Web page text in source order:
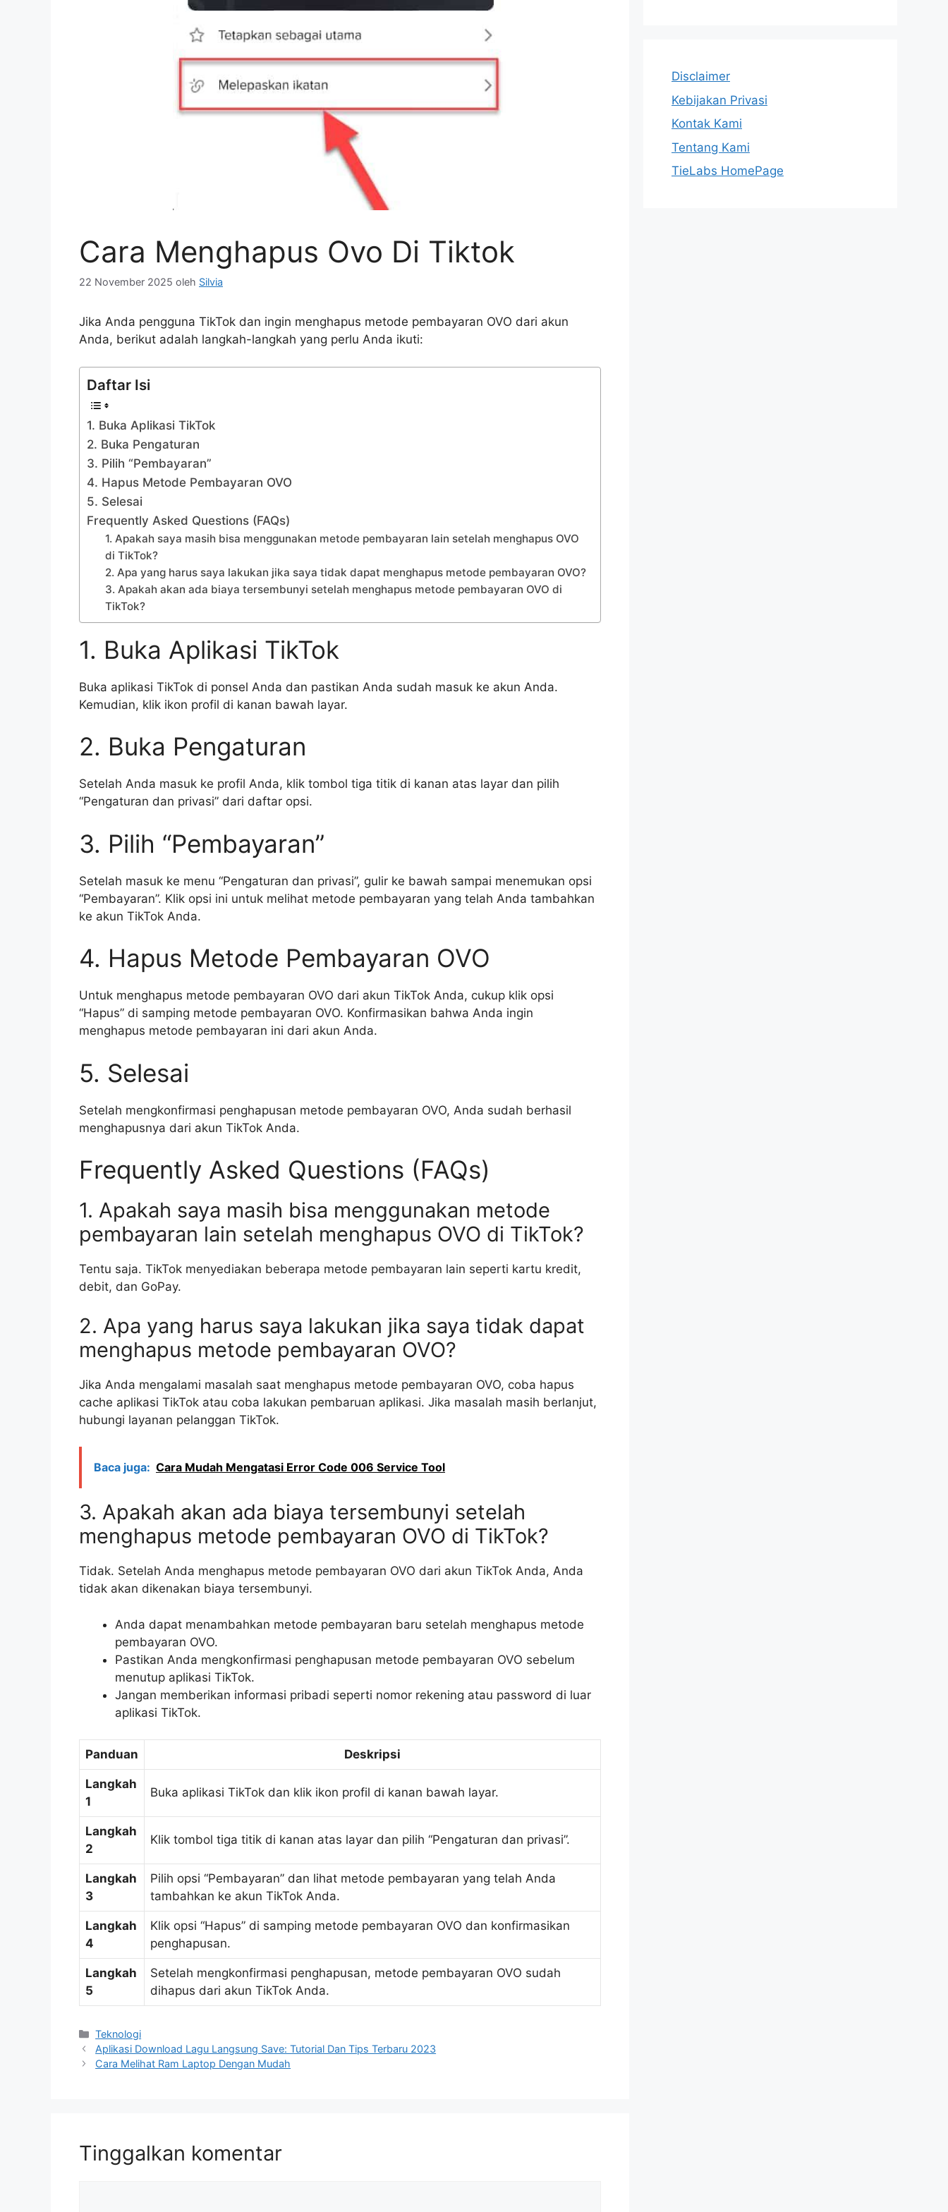
Cara Menghapus Ovo Di Tiktok
22 November 2025 oleh Silvia
Jika Anda pengguna TikTok dan ingin menghapus metode pembayaran OVO dari akun
Anda, berikut adalah langkah-langkah yang perlu Anda ikuti:
Daftar Isi
1. Buka Aplikasi TikTok
2. Buka Pengaturan
3. Pilih “Pembayaran”
4. Hapus Metode Pembayaran OVO
5. Selesai
Frequently Asked Questions (FAQs)
1. Apakah saya masih bisa menggunakan metode pembayaran lain setelah menghapus OVO
di TikTok?
2. Apa yang harus saya lakukan jika saya tidak dapat menghapus metode pembayaran OVO?
3. Apakah akan ada biaya tersembunyi setelah menghapus metode pembayaran OVO di
TikTok?
1. Buka Aplikasi TikTok
Buka aplikasi TikTok di ponsel Anda dan pastikan Anda sudah masuk ke akun Anda.
Kemudian, klik ikon profil di kanan bawah layar.
2. Buka Pengaturan
Setelah Anda masuk ke profil Anda, klik tombol tiga titik di kanan atas layar dan pilih
“Pengaturan dan privasi” dari daftar opsi.
3. Pilih “Pembayaran”
Setelah masuk ke menu “Pengaturan dan privasi”, gulir ke bawah sampai menemukan opsi
“Pembayaran”. Klik opsi ini untuk melihat metode pembayaran yang telah Anda tambahkan
ke akun TikTok Anda.
4. Hapus Metode Pembayaran OVO
Untuk menghapus metode pembayaran OVO dari akun TikTok Anda, cukup klik opsi
“Hapus” di samping metode pembayaran OVO. Konfirmasikan bahwa Anda ingin
menghapus metode pembayaran ini dari akun Anda.
5. Selesai
Setelah mengkonfirmasi penghapusan metode pembayaran OVO, Anda sudah berhasil
menghapusnya dari akun TikTok Anda.
Frequently Asked Questions (FAQs)
1. Apakah saya masih bisa menggunakan metode
pembayaran lain setelah menghapus OVO di TikTok?
Tentu saja. TikTok menyediakan beberapa metode pembayaran lain seperti kartu kredit,
debit, dan GoPay.
2. Apa yang harus saya lakukan jika saya tidak dapat
menghapus metode pembayaran OVO?
Jika Anda mengalami masalah saat menghapus metode pembayaran OVO, coba hapus
cache aplikasi TikTok atau coba lakukan pembaruan aplikasi. Jika masalah masih berlanjut,
hubungi layanan pelanggan TikTok.
Baca juga: Cara Mudah Mengatasi Error Code 006 Service Tool
3. Apakah akan ada biaya tersembunyi setelah
menghapus metode pembayaran OVO di TikTok?
Tidak. Setelah Anda menghapus metode pembayaran OVO dari akun TikTok Anda, Anda
tidak akan dikenakan biaya tersembunyi.
Anda dapat menambahkan metode pembayaran baru setelah menghapus metode
pembayaran OVO.
Pastikan Anda mengkonfirmasi penghapusan metode pembayaran OVO sebelum
menutup aplikasi TikTok.
Jangan memberikan informasi pribadi seperti nomor rekening atau password di luar
aplikasi TikTok.
Panduan Deskripsi
Langkah
1
Buka aplikasi TikTok dan klik ikon profil di kanan bawah layar.
Langkah
2
Klik tombol tiga titik di kanan atas layar dan pilih “Pengaturan dan privasi”.
Langkah
3
Pilih opsi “Pembayaran” dan lihat metode pembayaran yang telah Anda
tambahkan ke akun TikTok Anda.
Langkah
4
Klik opsi “Hapus” di samping metode pembayaran OVO dan konfirmasikan
penghapusan.
Langkah
5
Setelah mengkonfirmasi penghapusan, metode pembayaran OVO sudah
dihapus dari akun TikTok Anda.
Kategori
Teknologi
Aplikasi Download Lagu Langsung Save: Tutorial Dan Tips Terbaru 2023
Cara Melihat Ram Laptop Dengan Mudah
Tinggalkan komentar
Disclaimer
Kebijakan Privasi
Kontak Kami
Tentang Kami
TieLabs HomePage